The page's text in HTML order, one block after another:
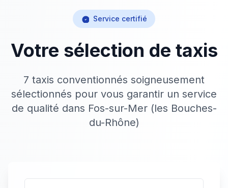
Service certifié
Votre sélection de taxis
7 taxis conventionnés soigneusement
sélectionnés pour vous garantir un service
de qualité dans Fos-sur-Mer (les Bouches-
du-Rhône)